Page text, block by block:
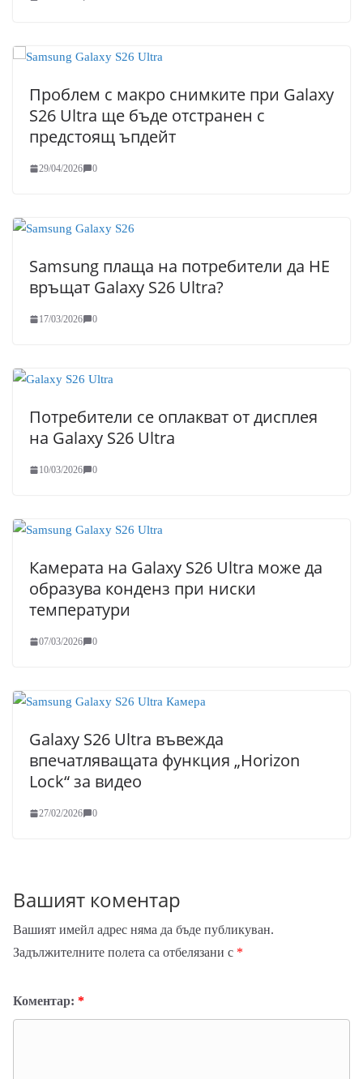
Проблем с макро снимките при Galaxy
S26 Ultra ще бъде отстранен с
предстоящ ъпдейт
29/04/2026 0
Samsung плаща на потребители да НЕ
връщат Galaxy S26 Ultra?
17/03/2026 0
Потребители се оплакват от дисплея
на Galaxy S26 Ultra
10/03/2026 0
Камерата на Galaxy S26 Ultra може да
образува конденз при ниски
температури
07/03/2026 0
Galaxy S26 Ultra въвежда
впечатляващата функция „Horizon
Lock“ за видео
27/02/2026 0
Вашият коментар
Вашият имейл адрес няма да бъде публикуван.
Задължителните полета са отбелязани с *
Коментар: *